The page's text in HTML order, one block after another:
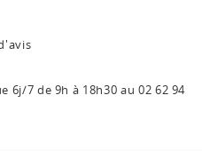
6j/7 de 9h à 18h30 au 02 62 94